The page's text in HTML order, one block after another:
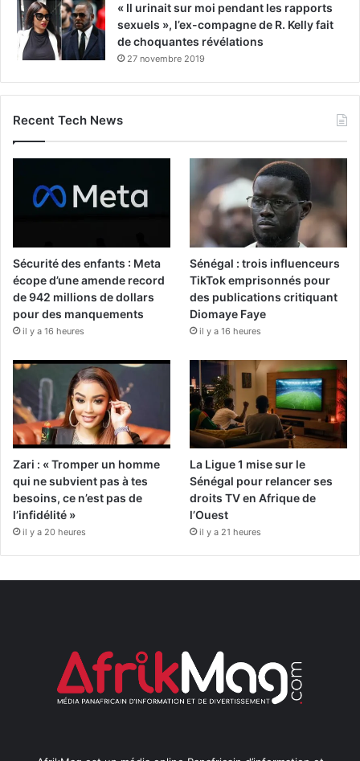
« Il urinait sur moi pendant les rapports
sexuels », l’ex-compagne de R. Kelly fait
de choquantes révélations
27 novembre 2019
Recent Tech News
Sécurité des enfants : Meta
écope d’une amende record
de 942 millions de dollars
pour des manquements
il y a 16 heures
Sénégal : trois influenceurs
TikTok emprisonnés pour
des publications critiquant
Diomaye Faye
il y a 16 heures
Zari : « Tromper un homme
qui ne subvient pas à tes
besoins, ce n’est pas de
l’infidélité »
il y a 20 heures
La Ligue 1 mise sur le
Sénégal pour relancer ses
droits TV en Afrique de
l’Ouest
il y a 21 heures